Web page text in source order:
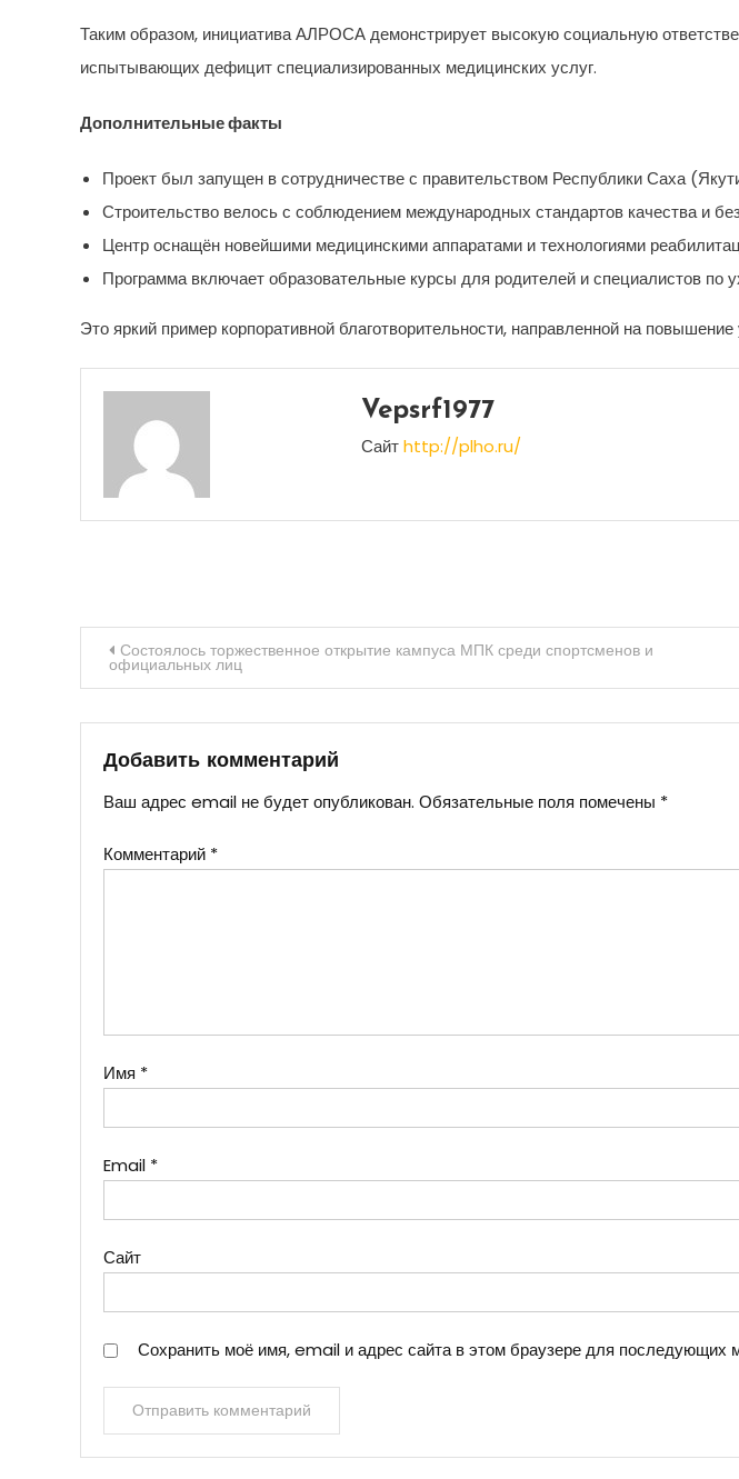
Таким образом, инициатива АЛРОСА демонстрирует высокую социальную
испытывающих дефицит специализированных медицинских услуг.
Дополнительные факты
Проект был запущен в сотрудничестве с правительством Республики Саха
Строительство велось с соблюдением международных стандартов качества и
Центр оснащён новейшими медицинскими аппаратами и технологиями
Программа включает образовательные курсы для родителей и специалистов по
Это яркий пример корпоративной благотворительности, направленной на
Vepsrf1977
Сайт http://plho.ru/
Навигация
по
записям
Состоялось торжественное открытие кампуса МПК среди спортсменов и
официальных лиц
Добавить комментарий
Ваш адрес email не будет опубликован. Обязательные поля помечены *
Комментарий *
Имя *
Email *
Сайт
Сохранить моё имя, email и адрес сайта в этом браузере для последующих